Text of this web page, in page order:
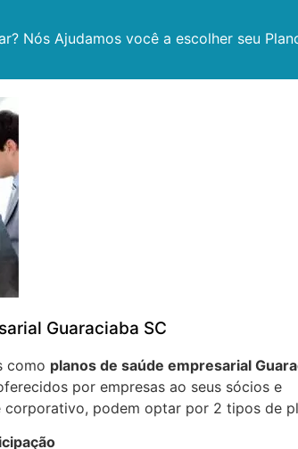
Nós Ajudamos você a escolher seu
Guaraciaba SC
como planos de saúde empresarial
por empresas ao seus sócios e
corporativo, podem optar por 2 tipos de